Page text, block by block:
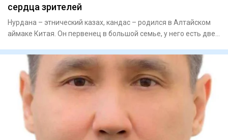
сердца зрителей
Нурдана – этнический казах, кандас – родился в Алтайском
аймаке Китая. Он первенец в большой семье, у него есть две